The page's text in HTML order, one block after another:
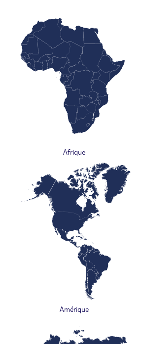
Afrique
Amérique